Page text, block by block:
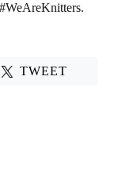
#WeAreKnitters.
TWEET